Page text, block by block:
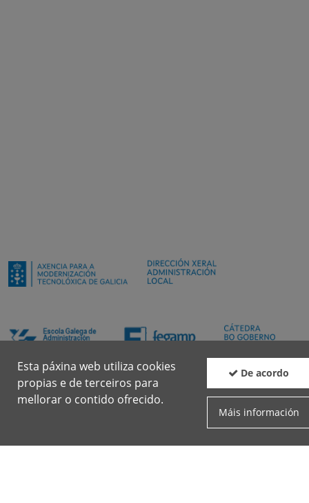
Esta páxina web utiliza cookies
propias e de terceiros para
mellorar o contido ofrecido.
De acordo
Máis información